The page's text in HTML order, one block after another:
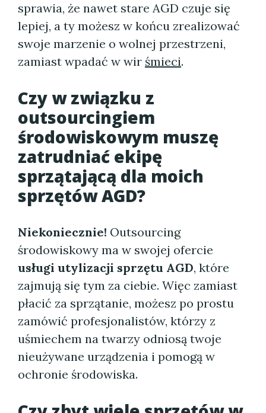
sprawia, że nawet stare AGD czuje się
lepiej, a ty możesz w końcu zrealizować
swoje marzenie o wolnej przestrzeni,
zamiast wpadać w wir śmieci.
Czy w związku z
outsourcingiem
środowiskowym muszę
zatrudniać ekipę
sprzątającą dla moich
sprzętów AGD?
Niekoniecznie! Outsourcing
środowiskowy ma w swojej ofercie
usługi utylizacji sprzętu AGD, które
zajmują się tym za ciebie. Więc zamiast
płacić za sprzątanie, możesz po prostu
zamówić profesjonalistów, którzy z
uśmiechem na twarzy odniosą twoje
nieużywane urządzenia i pomogą w
ochronie środowiska.